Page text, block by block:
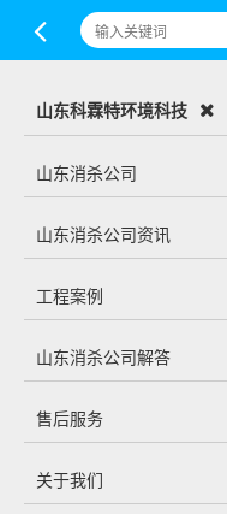
山东科霖特环境科技
山东消杀公司
山东消杀公司资讯
工程案例
山东消杀公司解答
售后服务
关于我们